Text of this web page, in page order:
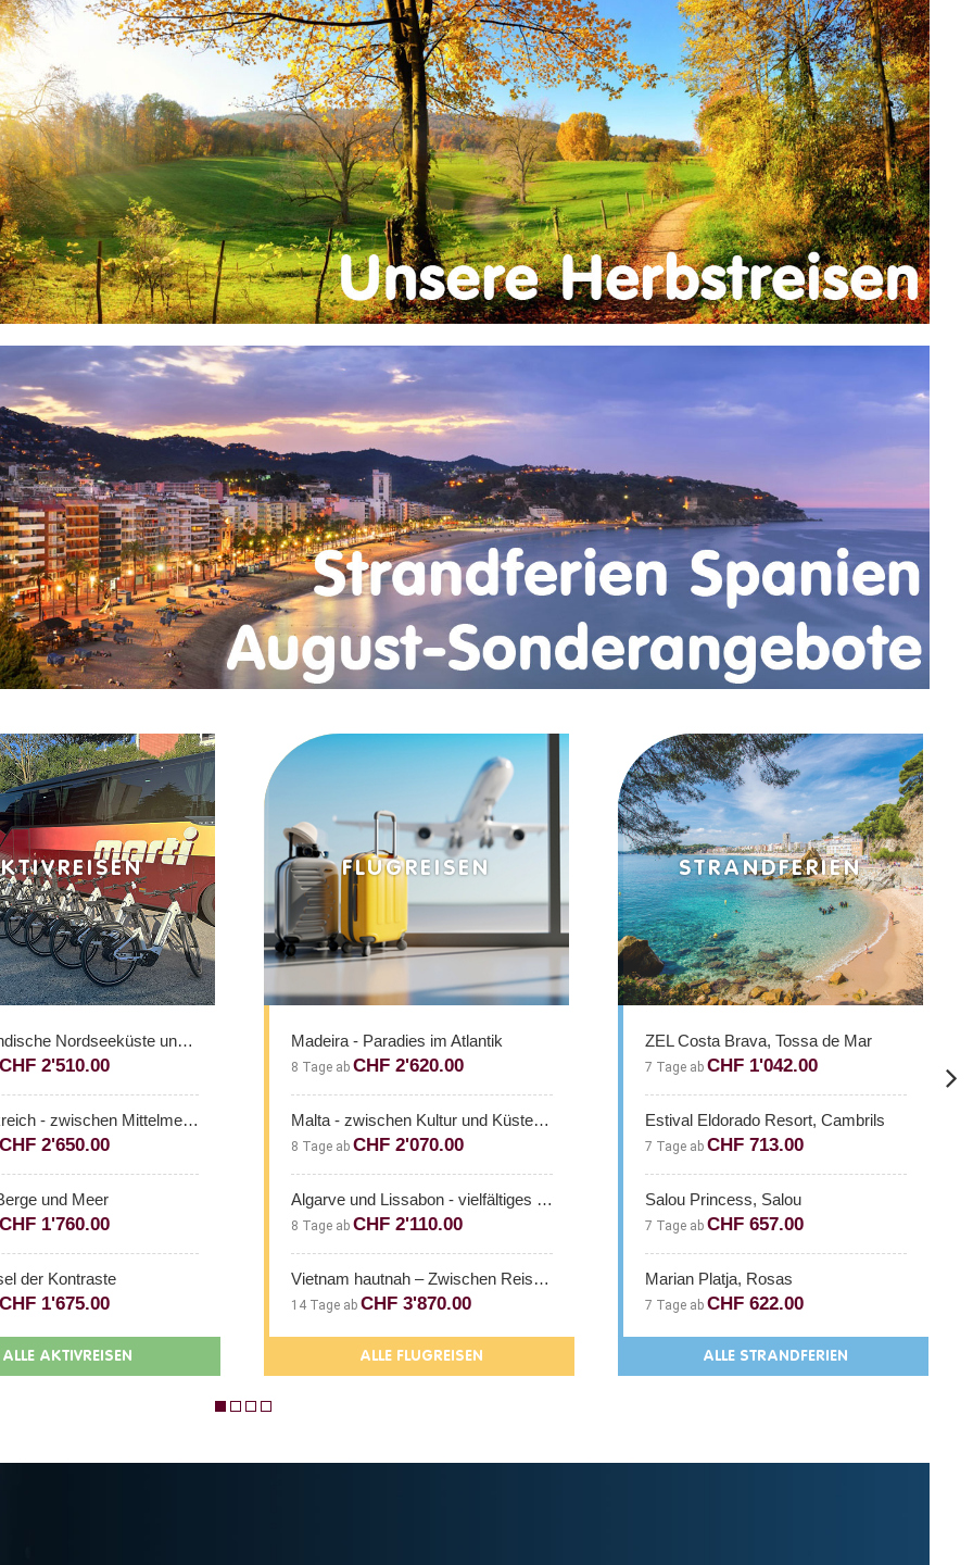
FLUGREISEN
Madeira - Paradies im Atlantik
8 Tage abCHF 2'620.00
8 Tage abCHF 2'070.00
Algarve und Lissabon - vielfältiges Portugal
8 Tage abCHF 2'110.00
14 Tage abCHF 3'870.00
ALLE FLUGREISEN
STRANDFERIEN
ZEL Costa Brava, Tossa de Mar
7 Tage abCHF 1'042.00
Estival Eldorado Resort, Cambrils
7 Tage abCHF 713.00
Salou Princess, Salou
7 Tage abCHF 657.00
Marian Platja, Rosas
7 Tage abCHF 622.00
ALLE STRANDFERIEN
Adventskonzert André Rieu
4 Tage abCHF 887.00
Weihnachtsmarkt in Stuttgart
2 Tage abCHF 253.00
Weihnachtsmarkt in
2 Tage abCHF 234.00
2 Tage abCHF 249.00
ALLE WEIHNACHTSMÄRKTE